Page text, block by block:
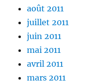
août 2011
juillet 2011
juin 2011
mai 2011
avril 2011
mars 2011